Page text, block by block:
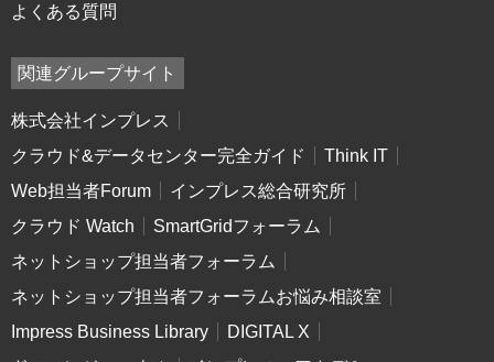
よくある質問
関連グループサイト
株式会社インプレス
クラウド&データセンター完全ガイド
Think IT
Web担当者Forum
インプレス総合研究所
クラウド Watch
SmartGridフォーラム
ネットショップ担当者フォーラム
ネットショップ担当者フォーラムお悩み相談室
Impress Business Library
DIGITAL X